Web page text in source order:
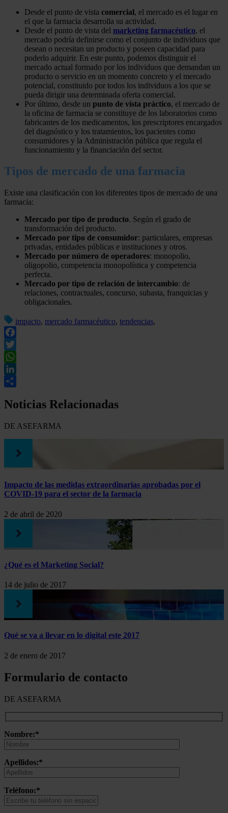
Desde el punto de vista comercial, el mercado es el lugar en
el que la farmacia desarrolla su actividad.
Desde el punto de vista del marketing farmacéutico, el
mercado podría definirse como el conjunto de individuos que
desean o necesitan un producto y poseen capacidad para
poderlo adquirir. En este punto, podemos distinguir el
mercado actual formado por los individuos que demandan un
producto o servicio en un momento concreto y el mercado
potencial, constituido por todos los individuos a los que se
pueda dirigir una determinada oferta comercial.
Por último, desde un punto de vista práctico, el mercado de
la oficina de farmacia se constituye de los laboratorios como
fabricantes de los medicamentos, los prescriptores encargados
del diagnóstico y los tratamientos, los pacientes como
consumidores y la Administración pública que regula el
funcionamiento y la financiación del sector.
Tipos de mercado de una farmacia
Existe una clasificación con los diferentes tipos de mercado de una
farmacia:
Mercado por tipo de producto. Según el grado de
transformación del producto.
Mercado por tipo de consumidor: particulares, empresas
privadas, entidades públicas e instituciones y otros.
Mercado por número de operadores: monopolio,
oligopolio, competencia monopolística y competencia
perfecta.
Mercado por tipo de relación de intercambio: de
relaciones, contractuales, concurso, subasta, franquicias y
obligacionales.
impacto, mercado farmacéutico, tendencias,
Facebook
Twitter
WhatsApp
LinkedIn
Noticias Relacionadas
DE ASEFARMA
Impacto de las medidas extraordinarias aprobadas por el
COVID-19 para el sector de la farmacia
2 de abril de 2020
¿Qué es el Marketing Social?
14 de julio de 2017
Qué se va a llevar en lo digital este 2017
2 de enero de 2017
Formulario de contacto
DE ASEFARMA
Nombre:*
Apellidos:*
Teléfono:*